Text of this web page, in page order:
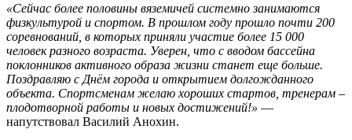
«Сейчас более половины вяземичей системно занимаются
физкультурой и спортом. В прошлом году прошло почти 200
соревнований, в которых приняли участие более 15 000
человек разного возраста. Уверен, что с вводом бассейна
поклонников активного образа жизни станет еще больше.
Поздравляю с Днём города и открытием долгожданного
объекта. Спортсменам желаю хороших стартов, тренерам –
плодотворной работы и новых достижений!» —
напутствовал Василий Анохин.